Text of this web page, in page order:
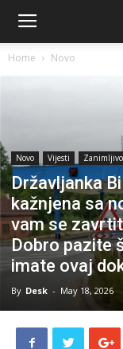
Home Novo
Novo Vijesti
Državljanka
kažnjena sa
vam se
Dobro pazite
imate ovaj
By Desk - May 18, 2026